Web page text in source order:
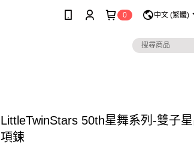
0 中文 (繁體)
LittleTwinStars 50th星舞系列-雙子
項鍊